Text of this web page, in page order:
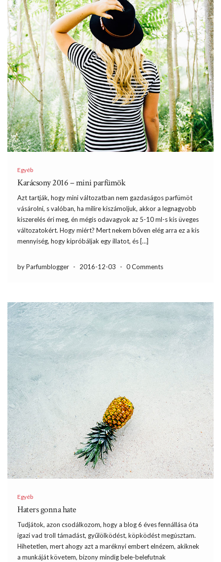
Egyéb
Karácsony 2016 – mini parfümök
Azt tartják, hogy mini változatban nem gazdaságos parfümöt
vásárolni, s valóban, ha milire kiszámoljuk, akkor a legnagyobb
kiszerelés éri meg, én mégis odavagyok az 5-10 ml-s kis üveges
változatokért. Hogy miért? Mert nekem bőven elég arra ez a kis
mennyiség, hogy kipróbáljak egy illatot, és […]
by Parfumblogger - 2016-12-03 - 0 Comments
Egyéb
Haters gonna hate
Tudjátok, azon csodálkozom, hogy a blog 6 éves fennállása óta
igazi vad troll támadást, gyűlölködést, köpködést megúsztam.
Hihetetlen, mert ahogy azt a maréknyi embert elnézem, akiknek
a munkáját követem, bizony mindig bele-belefutnak